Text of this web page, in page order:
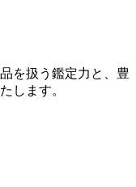
を扱う鑑定力と、豊
します。